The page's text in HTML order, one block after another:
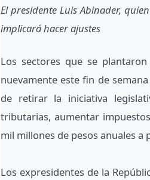
El presidente Luis Abinader,
implicará hacer ajustes
Los sectores que se
nuevamente este fin de
de retirar la iniciativa
tributarias, aumentar
mil millones de pesos anuales a
Los expresidentes de la